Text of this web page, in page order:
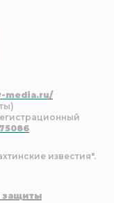
media.ru/
известия".
защиты